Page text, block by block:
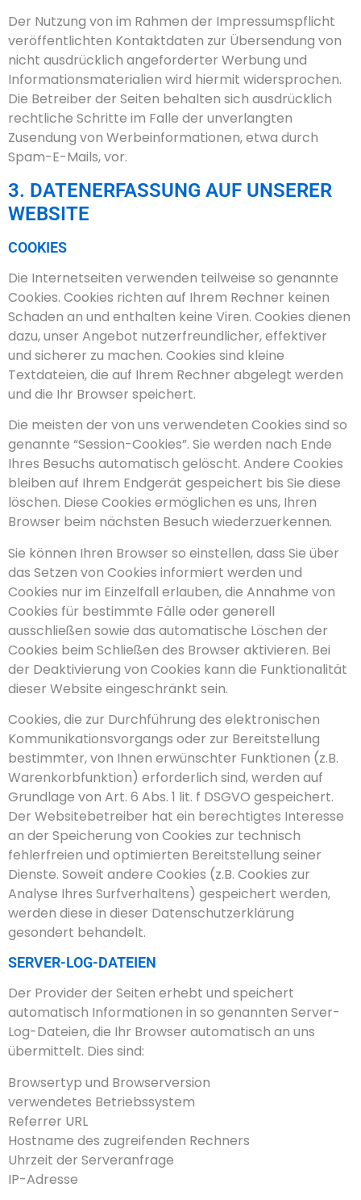
Der Nutzung von im Rahmen der Impressumspflicht
veröffentlichten Kontaktdaten zur Übersendung von
nicht ausdrücklich angeforderter Werbung und
Informationsmaterialien wird hiermit widersprochen.
Die Betreiber der Seiten behalten sich ausdrücklich
rechtliche Schritte im Falle der unverlangten
Zusendung von Werbeinformationen, etwa durch
Spam-E-Mails, vor.
3. DATENERFASSUNG AUF UNSERER
WEBSITE
COOKIES
Die Internetseiten verwenden teilweise so genannte
Cookies. Cookies richten auf Ihrem Rechner keinen
Schaden an und enthalten keine Viren. Cookies dienen
dazu, unser Angebot nutzerfreundlicher, effektiver
und sicherer zu machen. Cookies sind kleine
Textdateien, die auf Ihrem Rechner abgelegt werden
und die Ihr Browser speichert.
Die meisten der von uns verwendeten Cookies sind so
genannte “Session-Cookies”. Sie werden nach Ende
Ihres Besuchs automatisch gelöscht. Andere Cookies
bleiben auf Ihrem Endgerät gespeichert bis Sie diese
löschen. Diese Cookies ermöglichen es uns, Ihren
Browser beim nächsten Besuch wiederzuerkennen.
Sie können Ihren Browser so einstellen, dass Sie über
das Setzen von Cookies informiert werden und
Cookies nur im Einzelfall erlauben, die Annahme von
Cookies für bestimmte Fälle oder generell
ausschließen sowie das automatische Löschen der
Cookies beim Schließen des Browser aktivieren. Bei
der Deaktivierung von Cookies kann die Funktionalität
dieser Website eingeschränkt sein.
Cookies, die zur Durchführung des elektronischen
Kommunikationsvorgangs oder zur Bereitstellung
bestimmter, von Ihnen erwünschter Funktionen (z.B.
Warenkorbfunktion) erforderlich sind, werden auf
Grundlage von Art. 6 Abs. 1 lit. f DSGVO gespeichert.
Der Websitebetreiber hat ein berechtigtes Interesse
an der Speicherung von Cookies zur technisch
fehlerfreien und optimierten Bereitstellung seiner
Dienste. Soweit andere Cookies (z.B. Cookies zur
Analyse Ihres Surfverhaltens) gespeichert werden,
werden diese in dieser Datenschutzerklärung
gesondert behandelt.
SERVER-LOG-DATEIEN
Der Provider der Seiten erhebt und speichert
automatisch Informationen in so genannten Server-
Log-Dateien, die Ihr Browser automatisch an uns
übermittelt. Dies sind:
Browsertyp und Browserversion
verwendetes Betriebssystem
Referrer URL
Hostname des zugreifenden Rechners
Uhrzeit der Serveranfrage
IP-Adresse